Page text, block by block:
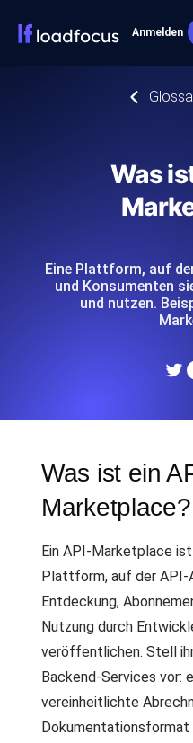
Anmelden
Was
Eine Plattform, auf
und Konsumenten
und nutzen.
Was ist ein
Marketplace?
Ein API-Marketplace
Plattform, auf der API-
Entdeckung,
Nutzung durch
veröffentlichen. Stell
Backend-Services vor:
vereinheitlichte
Dokumentationsformat